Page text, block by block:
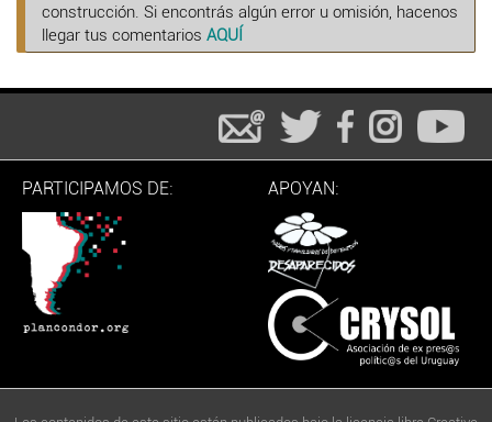
construcción. Si encontrás algún error u omisión, hacenos
llegar tus comentarios AQUÍ
PARTICIPAMOS DE: APOYAN: